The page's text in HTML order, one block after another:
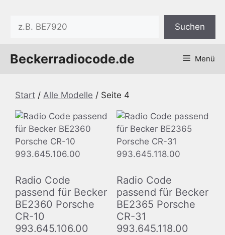
springen
Suchen
Beckerradiocode.de Menü
Start / Alle Modelle / Seite 4
Radio Code
passend für Becker
BE2360 Porsche
CR-10
993.645.106.00
Radio Code
passend für Becker
BE2365 Porsche
CR-31
993.645.118.00